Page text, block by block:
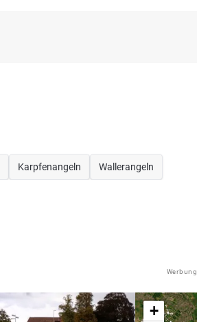
Karpfenangeln Wallerangeln
Werbung
+